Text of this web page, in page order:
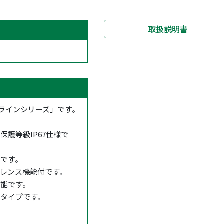
ンシリーズ」です。
護等級IP67仕様で
す。
ンス機能付です。
です。
イプです。
取扱説明書